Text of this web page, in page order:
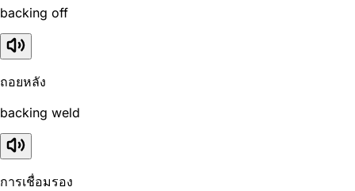
backing off
ถอยหลัง
backing weld
การเชื่อมรอง